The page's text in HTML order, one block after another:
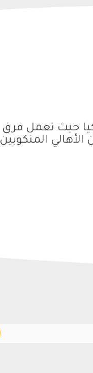
حيث تعمل فرق
المنكوبين